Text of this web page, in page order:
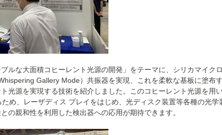
ルな大面積コヒーレント光源の開発」をテーマに、シリカマイク
Gallery Mode）共振器を実現、これを柔軟な基板に塗布
光源を実現する技術を紹介しました。このコヒーレント光源を用
め、レーザディス プレイをはじめ、光ディスク装置等各種の光学
の親和性を利用した検出器への応用が期待できます。